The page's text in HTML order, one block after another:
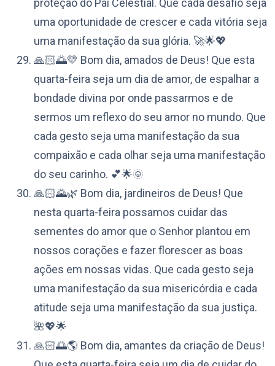
proteção do Pai Celestial. Que cada desafio seja
uma oportunidade de crescer e cada vitória seja
uma manifestação da sua glória. 🚀🌟💖
🙏🏻🌅💛 Bom dia, amados de Deus! Que esta
quarta-feira seja um dia de amor, de espalhar a
bondade divina por onde passarmos e de
sermos um reflexo do seu amor no mundo. Que
cada gesto seja uma manifestação da sua
compaixão e cada olhar seja uma manifestação
do seu carinho. 💕🌟🌞
🙏🏻🌄🌿 Bom dia, jardineiros de Deus! Que
nesta quarta-feira possamos cuidar das
sementes do amor que o Senhor plantou em
nossos corações e fazer florescer as boas
ações em nossas vidas. Que cada gesto seja
uma manifestação da sua misericórdia e cada
atitude seja uma manifestação da sua justiça.
🌺💖🌟
🙏🏻🌅🌎 Bom dia, amantes da criação de Deus!